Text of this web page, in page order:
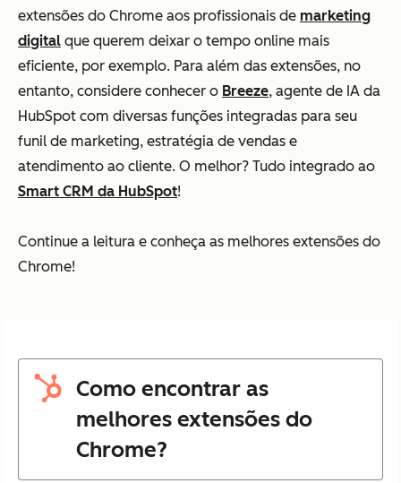
extensões do Chrome aos profissionais de marketing
digital que querem deixar o tempo online mais
eficiente, por exemplo. Para além das extensões, no
entanto, considere conhecer o Breeze, agente de IA da
HubSpot com diversas funções integradas para seu
funil de marketing, estratégia de vendas e
atendimento ao cliente. O melhor? Tudo integrado ao
Smart CRM da HubSpot!
Continue a leitura e conheça as melhores extensões do
Chrome!
Como encontrar as
melhores extensões do
Chrome?